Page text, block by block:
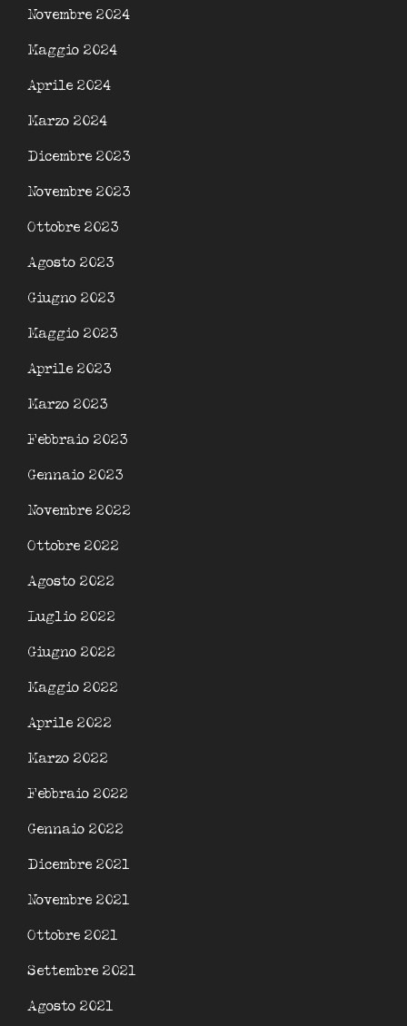
Novembre 2024
Maggio 2024
Aprile 2024
Marzo 2024
Dicembre 2023
Novembre 2023
Ottobre 2023
Agosto 2023
Giugno 2023
Maggio 2023
Aprile 2023
Marzo 2023
Febbraio 2023
Gennaio 2023
Novembre 2022
Ottobre 2022
Agosto 2022
Luglio 2022
Giugno 2022
Maggio 2022
Aprile 2022
Marzo 2022
Febbraio 2022
Gennaio 2022
Dicembre 2021
Novembre 2021
Ottobre 2021
Settembre 2021
Agosto 2021